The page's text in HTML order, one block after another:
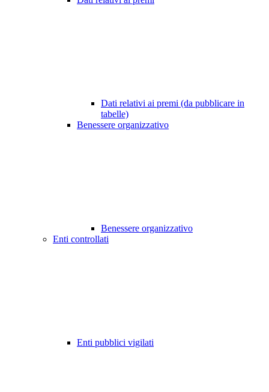
Dati relativi ai premi (da pubblicare in
tabelle)
Benessere organizzativo
Benessere organizzativo
Enti controllati
Enti pubblici vigilati